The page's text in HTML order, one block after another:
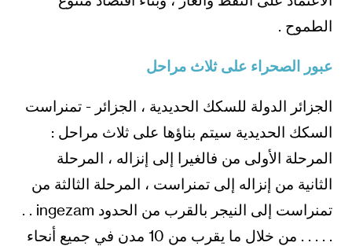
الطموح .
عبور الصحراء على ثلاث مراحل
الجزائر الدولة للسكك الحديدية ، الجزائر - تمنراست
السكك الحديدية سيتم بناؤها على ثلاث مراحل :
المرحلة الأولى من فالغيرا إلى إنزاله ، المرحلة
الثانية من إنزاله إلى تمنراست ، المرحلة الثالثة من
تمنراست إلى النيجر بالقرب من الحدود ingezam . .
. . . . . من خلال ما يقرب من 10 مدن في جميع أنحاء